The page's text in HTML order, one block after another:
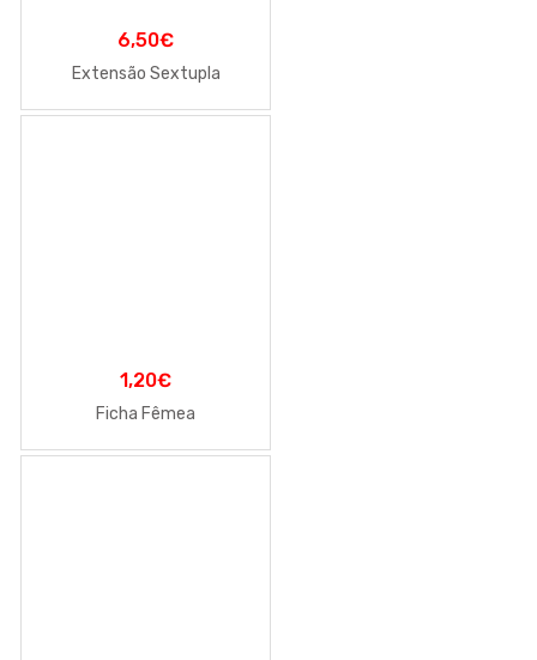
6,50€
Extensão Sextupla
1,20€
Ficha Fêmea